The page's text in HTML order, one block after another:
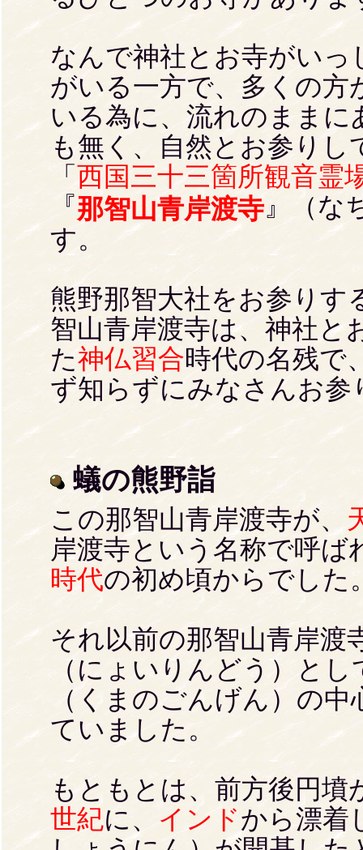
なんで神社とお寺がい
がいる一方で、多くの方
いる為に、流れのまま
も無く、自然とお参り
「 西国三十三箇所観音霊
『那智山青岸渡寺 』（な
す。
熊野那智大社をお参りす
智山青岸渡寺は、神社と
た神仏習合時代の名残で
ず知らずにみなさんお
蟻の熊野詣
この那智山青岸渡寺が、
岸渡寺という名称で呼
時代の初め頃からでした
それ以前の那智山青岸渡
（にょいりんどう）と
（くまのごんげん）の
ていました。
もともとは、前方後円墳
世紀に、 インドから漂着